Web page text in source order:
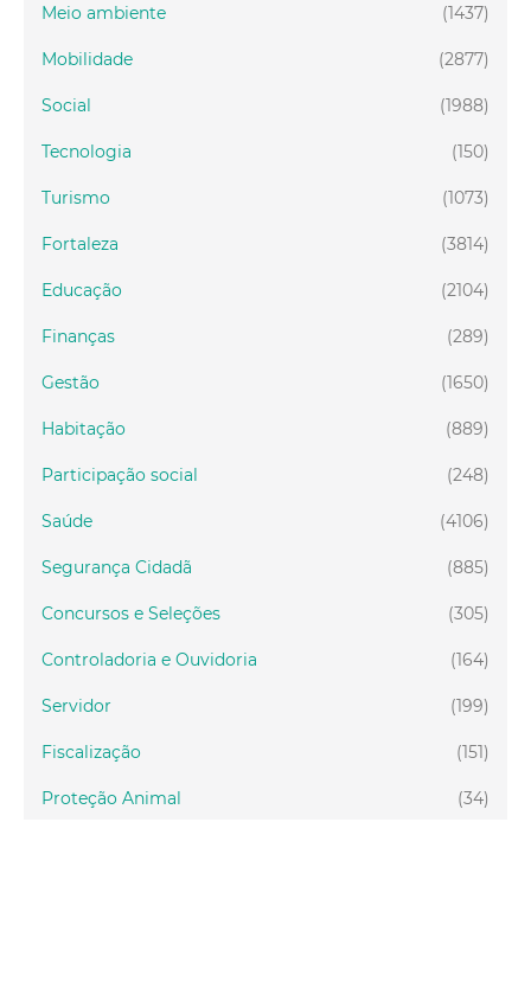
(1437)
Meio ambiente
(2877)
Mobilidade
(1988)
Social
(150)
Tecnologia
(1073)
Turismo
(3814)
Fortaleza
(2104)
Educação
(289)
Finanças
(1650)
Gestão
(889)
Habitação
(248)
Participação social
(4106)
Saúde
(885)
Segurança Cidadã
(305)
Concursos e Seleções
(164)
Controladoria e Ouvidoria
(199)
Servidor
(151)
Fiscalização
(34)
Proteção Animal